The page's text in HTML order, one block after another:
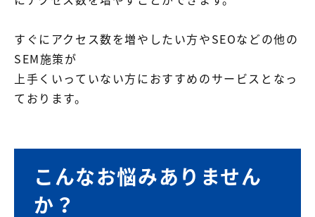
すぐにアクセス数を増やしたい方やSEOなどの他の
SEM施策が
上手くいっていない方におすすめのサービスとなっ
ております。
こんなお悩みありません
か？